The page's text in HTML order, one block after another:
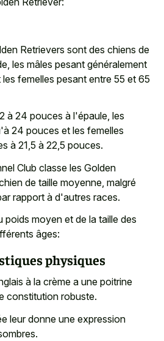
Retrievers sont des chiens de
les mâles pesant généralement
femelles pesant entre 55 et 65
à 24 pouces à l'épaule, les
24 pouces et les femelles
à 21,5 à 22,5 pouces.
Club classe les Golden
de taille moyenne, malgré
rapport à d'autres races.
poids moyen et de la taille des
âges:
physiques
à la crème a une poitrine
constitution robuste.
leur donne une expression
.